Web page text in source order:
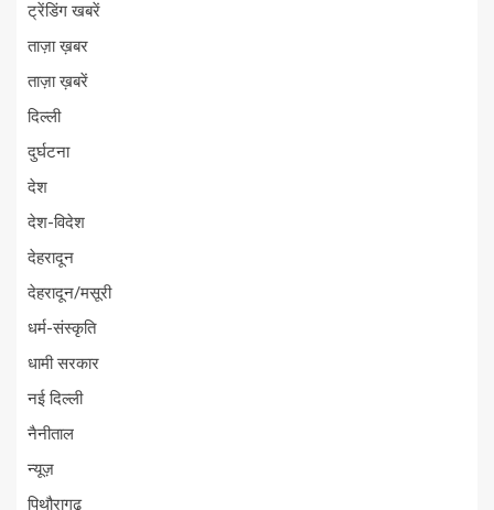
ट्रेंडिंग खबरें
ताज़ा ख़बर
ताज़ा ख़बरें
दिल्ली
दुर्घटना
देश
देश-विदेश
देहरादून
देहरादून/मसूरी
धर्म-संस्कृति
धामी सरकार
नई दिल्ली
नैनीताल
न्यूज़
पिथौरागढ़